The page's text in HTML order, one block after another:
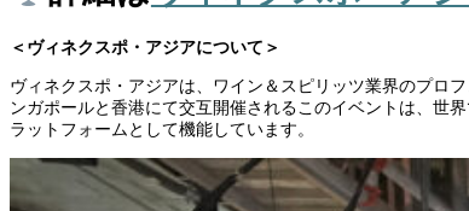
＜ヴィネクスポ・アジアについて＞
ヴィネクスポ・アジアは、ワイン＆スピリッツ業界のプロ
ンガポールと香港にて交互開催されるこのイベントは、世
ラットフォームとして機能しています。